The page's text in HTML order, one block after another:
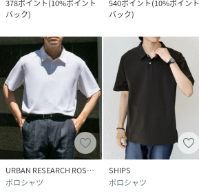
378ポイント(10%ポイント
バック)
540ポイント(10%ポイント
バック)
URBAN RESEARCH ROSSO
ポロシャツ
SHIPS
ポロシャツ